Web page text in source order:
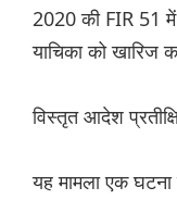
2020 की FIR 51 में
याचिका को खारिज
विस्तृत आदेश
यह मामला एक